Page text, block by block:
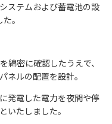
ステムおよび蓄電池の設
。
綿密に確認したうえで、
ネルの配置を設計。
発電した電力を夜間や停
いたしました。